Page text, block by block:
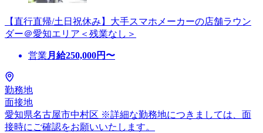
【直行直帰/土日祝休み】大手スマホメーカーの店舗ラウン
ダー＠愛知エリア＜残業なし＞
営業 月給250,000円〜
勤務地
面接地
愛知県名古屋市中村区 ※詳細な勤務地につきましては、面
接時にご確認をお願いいたします。